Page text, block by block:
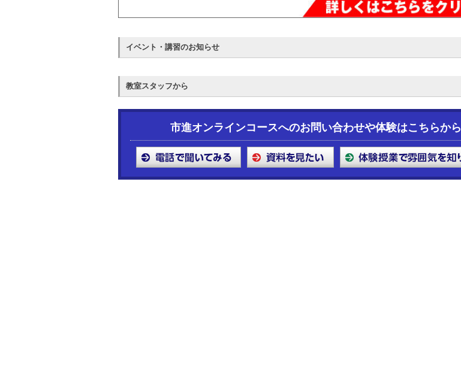
イベント・講習のお知らせ
教室スタッフから
市進オンラインコースへのお問い合わせや体験はこちらから